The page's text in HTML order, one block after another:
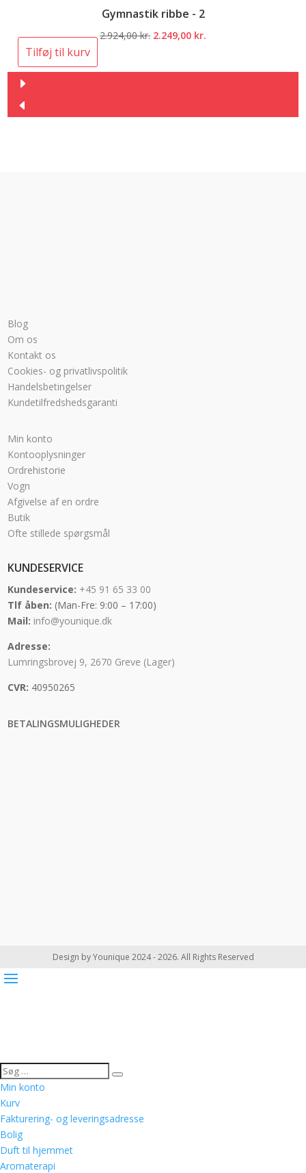
Gymnastik ribbe - 2
2.924,00kr. Den
2.249,00 kr.
Tilføj til kurv
Blog
Om os
Kontakt os
Cookies- og privatlivspolitik
Handelsbetingelser
Kundetilfredshedsgaranti
Min konto
Kontooplysninger
Ordrehistorie
Vogn
Afgivelse af en ordre
Butik
Ofte stillede spørgsmål
KUNDESERVICE
Kundeservice: +45 91 65 33 00
Tlf åben: (Man-Fre: 9:00 – 17:00)
Mail: info@younique.dk
Adresse:
Lumringsbrovej 9, 2670 Greve (Lager)
CVR: 40950265
BETALINGSMULIGHEDER
Design by Younique 2024 - 2026. All Rights Reserved
Min konto
Kurv
Fakturering- og leveringsadresse
Bolig
Duft til hjemmet
Aromaterapi